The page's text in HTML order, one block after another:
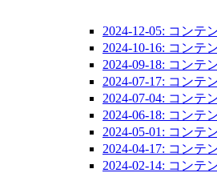
2024-12-05: コンテ
2024-10-16: コンテ
2024-09-18: コンテ
2024-07-17: コンテ
2024-07-04: コンテ
2024-06-18: コンテ
2024-05-01: コンテ
2024-04-17: コンテ
2024-02-14: コンテ